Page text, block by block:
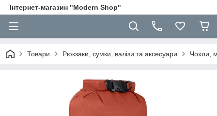
Інтернет-магазин "Modern Shop"
Товари Рюкзаки, сумки, валізи та аксесуари Чохли,